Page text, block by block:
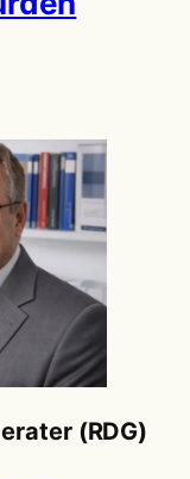
(RDG)